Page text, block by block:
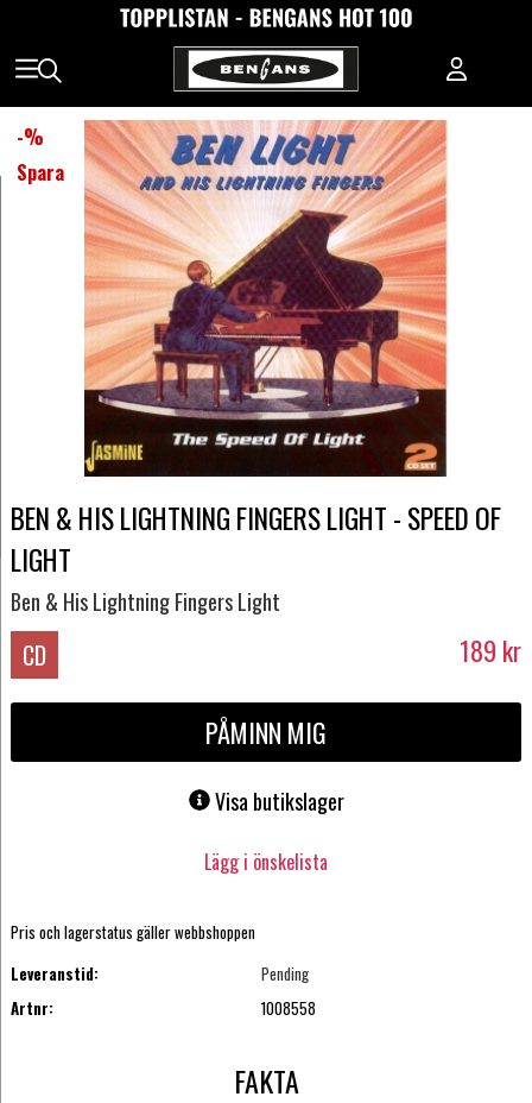
-%
Spara
BEN & HIS LIGHTNING FINGERS LIGHT - SPEED OF
LIGHT
Ben & His Lightning Fingers Light
CD 189 kr
PÅMINN MIG
Visa butikslager
Lägg i önskelista
Pris och lagerstatus gäller webbshoppen
Leveranstid:
Pending
Artnr:
1008558
FAKTA